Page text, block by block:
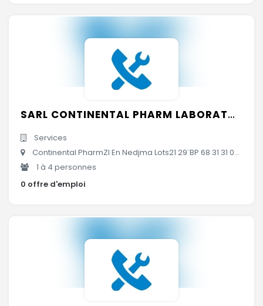
SARL CONTINENTAL PHARM LABORATOIRES
Services
Continental PharmZI En Nedjma Lots21 29¨BP 68 31 31 000Algérie, Oran, Algérie
1 à 4 personnes
0 offre d'emploi